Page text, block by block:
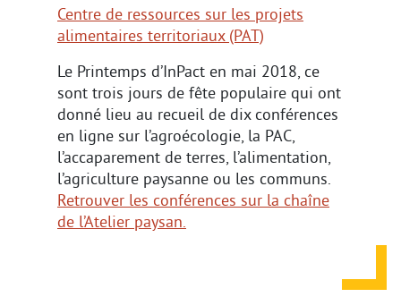
Centre de ressources sur les projets
alimentaires territoriaux (PAT)
Le Printemps d’InPact en mai 2018, ce
sont trois jours de fête populaire qui ont
donné lieu au recueil de dix conférences
en ligne sur l’agroécologie, la PAC,
l’accaparement de terres, l’alimentation,
l’agriculture paysanne ou les communs.
Retrouver les conférences sur la chaîne
de l’Atelier paysan.